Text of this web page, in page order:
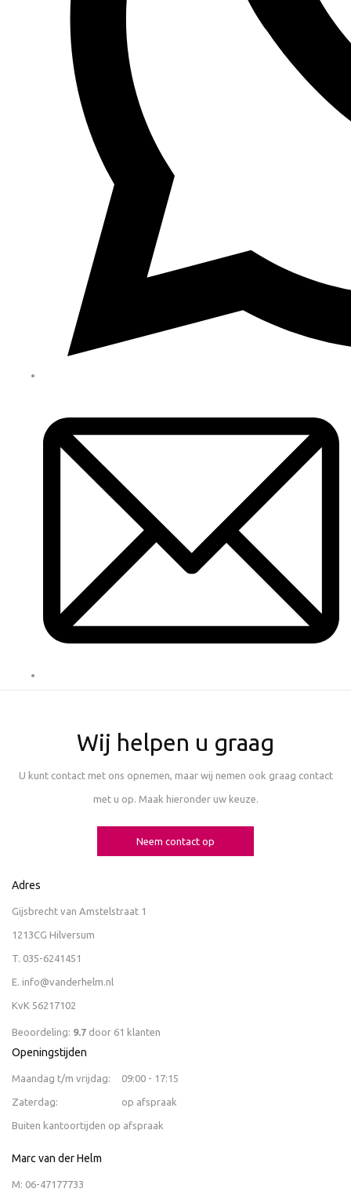
Wij helpen u graag
U kunt contact met ons opnemen, maar wij nemen ook graag contact
met u op. Maak hieronder uw keuze.
Neem contact op
Adres
Gijsbrecht van Amstelstraat 1
1213CG Hilversum
T. 035-6241451
E. info@vanderhelm.nl
KvK 56217102
Beoordeling: 9.7 door 61 klanten
Openingstijden
Maandag t/m vrijdag: 09:00 - 17:15
Zaterdag: op afspraak
Buiten kantoortijden op afspraak
Marc van der Helm
M: 06-47177733